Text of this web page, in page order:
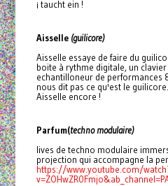
¡ taucht ein !
Aisselle(guilicore)
Aisselle essaye de faire du
boite à rythme digitale, un
echantilloneur de performances
nous dit pas ce qu'est le guilicore.
Aisselle encore !
Parfum(techno modulaire)
lives de techno modulaire
projection qui accompagne la
https://www.youtube.com/